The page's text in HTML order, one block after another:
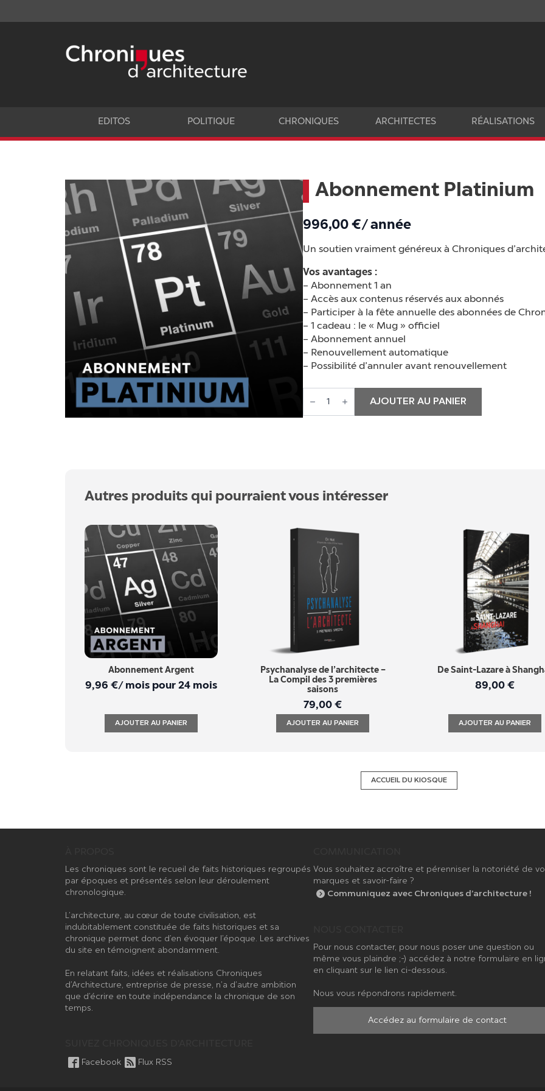
EDITOS POLITIQUE CHRONIQUES ARCHITECTES RÉALISATIONS
Abonnement Platinium
996,00 €/ année
Un soutien vraiment généreux à Chroniques
Vos avantages :
– Abonnement 1 an
– Accès aux contenus réservés aux abonnés
– Participer à la fête annuelle des abonnées de
– 1 cadeau : le « Mug » officiel
– Abonnement annuel
– Renouvellement automatique
– Possibilité d’annuler avant renouvellement
de
AJOUTER AU PANIER
Autres produits qui pourraient vous intéresser
Abonnement Argent
9,96 €/ mois pour 24 mois
AJOUTER AU PANIER
Psychanalyse de l’architecte –
La Compil des 3 premières
saisons
79,00€
AJOUTER AU PANIER
De Saint-Lazare à
89,00 €
AJOUTER AU PANIER
ACCUEIL DU KIOSQUE
Les chroniques sont le recueil de faits historiques regroupés
par époques et présentés selon leur déroulement
chronologique.
L’architecture, au cœur de toute civilisation, est
indubitablement constituée de faits historiques et sa
chronique permet donc d’en évoquer l’époque. Les archives
du site en témoignent abondamment.
En relatant faits, idées et réalisations Chroniques
d’Architecture, entreprise de presse, n’a d’autre ambition
que d’écrire en toute indépendance la chronique de son
temps.
Vous souhaitez accroître et pérenniser la notoriété de
marques et savoir-faire ?
Communiquez avec Chroniques d’architecture !
Pour nous contacter, pour nous poser une question ou
même vous plaindre ;-) accédez à notre formulaire en
en cliquant sur le lien ci-dessous.
Nous vous répondrons rapidement.
Accédez au formulaire de contact
Facebook Flux RSS